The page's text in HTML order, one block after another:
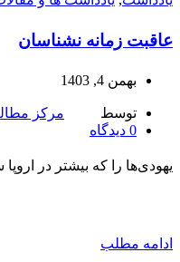
عاقبت زمانه نشناسان
بهمن 4, 1403
توسط
مرکز
0 دیدگاه
یهودی‌ها را که بیشتر در اروپا ساکن بودند به این
ادامه مطلب